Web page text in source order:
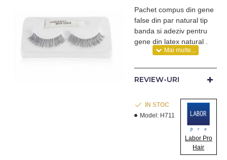
Pachet compus din gene
false din par natural tip
banda si adeziv pentru
gene din latex natural .
REVIEW-URI
IN STOC
Model: H711
Labor Pro
Hair